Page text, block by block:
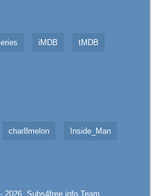
iMDB tMDB
char8melon Inside_Man
2026, Subs4free.infoTeam